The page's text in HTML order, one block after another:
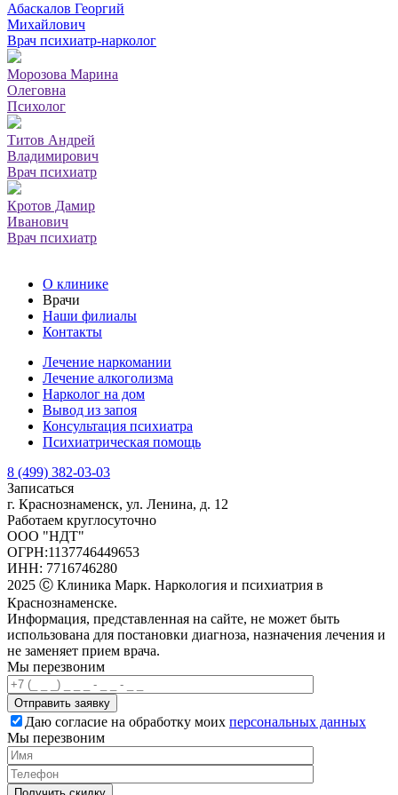
Абаскалов Георгий
Михайлович
Врач психиатр-нарколог
Морозова Марина
Олеговна
Психолог
Титов Андрей
Владимирович
Врач психиатр
Кротов Дамир
Иванович
Врач психиатр
О клинике
Врачи
Наши филиалы
Контакты
Лечение наркомании
Лечение алкоголизма
Нарколог на дом
Вывод из запоя
Консультация психиатра
Психиатрическая помощь
8 (499) 382-03-03
Записаться
г. Краснознаменск, ул. Ленина, д. 12
Работаем круглосуточно
ООО "НДТ"
ОГРН:1137746449653
ИНН: 7716746280
2025 Ⓒ Клиника Марк. Наркология и психиатрия в
Краснознаменске.
Информация, представленная на сайте, не может быть
использована для постановки диагноза, назначения лечения и
не заменяет прием врача.
Мы перезвоним
Отправить заявку
Даю согласие на обработку моих персональных данных
Мы перезвоним